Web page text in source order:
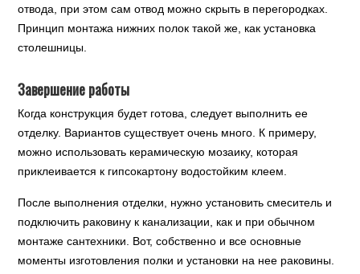
отвода, при этом сам отвод можно скрыть в перегородках.
Принцип монтажа нижних полок такой же, как установка
столешницы.
Завершение работы
Когда конструкция будет готова, следует выполнить ее
отделку. Вариантов существует очень много. К примеру,
можно использовать керамическую мозаику, которая
приклеивается к гипсокартону водостойким клеем.
После выполнения отделки, нужно установить смеситель и
подключить раковину к канализации, как и при обычном
монтаже сантехники. Вот, собственно и все основные
моменты изготовления полки и установки на нее раковины.